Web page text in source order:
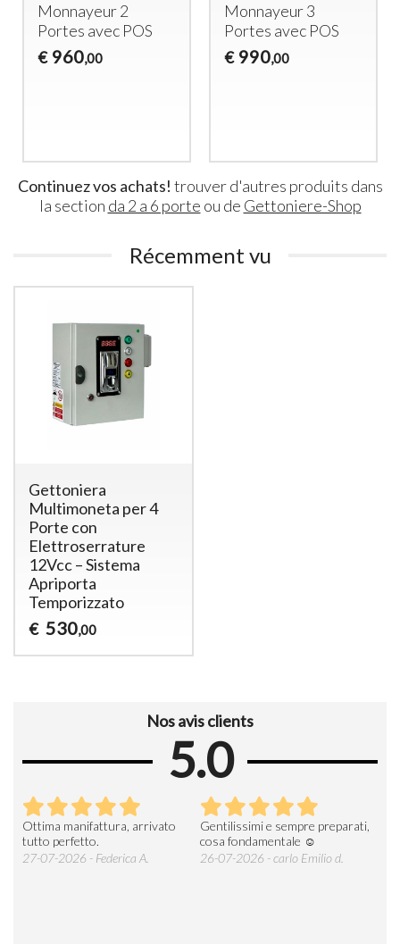
Monnayeur 2
Portes avec POS
€ 960,00
Monnayeur 3
Portes avec POS
€ 990,00
Continuez vos achats! trouver d'autres produits dans
la section da 2 a 6 porte ou de Gettoniere-Shop
Récemment vu
Gettoniera
Multimoneta per 4
Porte con
Elettroserrature
12Vcc – Sistema
Apriporta
Temporizzato
€ 530,00
Nos avis clients
5.0
Ottima manifattura, arrivato
tutto perfetto.
27-07-2026 - Federica A.
Gentilissimi e sempre preparati,
cosa fondamentale ☺️
26-07-2026 - carlo Emilio d.